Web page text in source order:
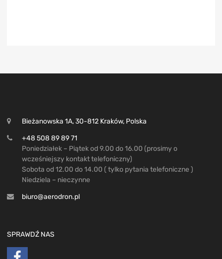
Bieżanowska 1A, 30-812 Kraków, Polska
+48 508 89 89 71
Poniedziałek – Piątek od 9.00 do 16.00 (prosimy o
wcześniejszy kontakt telefoniczny)
Sobota od 12.00 do 14.00 ( tylko pytania telefoniczne )
Niedziela – nieczynne
biuro@aerodron.pl
SPRAWDŹ NAS